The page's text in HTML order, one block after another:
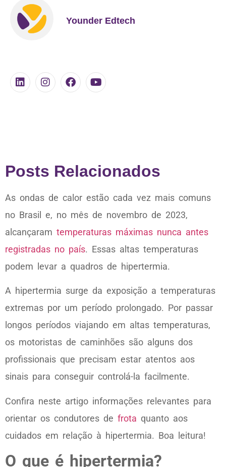
Younder Edtech
Posts Relacionados
As ondas de calor estão cada vez mais comuns
no Brasil e, no mês de novembro de 2023,
alcançaram temperaturas máximas nunca antes
registradas no país. Essas altas temperaturas
podem levar a quadros de hipertermia.
A hipertermia surge da exposição a temperaturas
extremas por um período prolongado. Por passar
longos períodos viajando em altas temperaturas,
os motoristas de caminhões são alguns dos
profissionais que precisam estar atentos aos
sinais para conseguir controlá-la facilmente.
Confira neste artigo informações relevantes para
orientar os condutores de frota quanto aos
cuidados em relação à hipertermia. Boa leitura!
O que é hipertermia?